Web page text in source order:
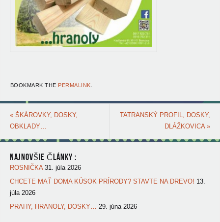
BOOKMARK THE PERMALINK
«ŠKÁROVKY, DOSKY,
OBKLADY…
TATRANSKÝ PROFIL, DOSKY,
DLÁŽKOVICA»
NAJNOVŠIE ČLÁNKY :
ROSNIČKA 31. júla 2026
CHCETE MAŤ DOMA KÚSOK PRÍRODY? STAVTE NA DREVO! 13.
júla 2026
PRAHY, HRANOLY, DOSKY… 29. júna 2026